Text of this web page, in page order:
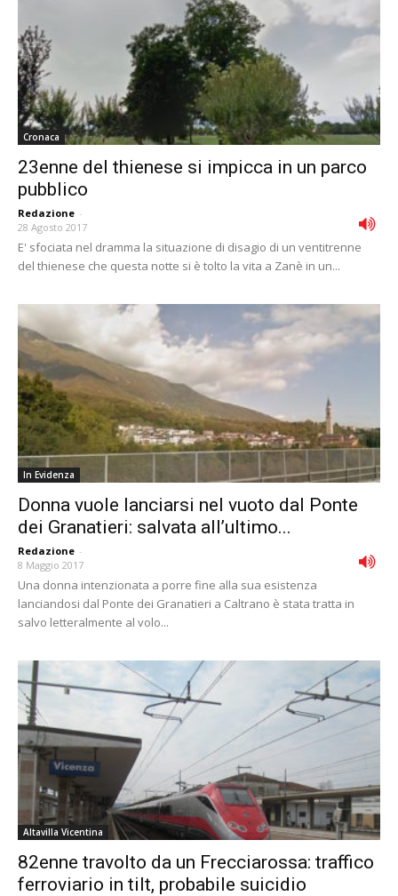
Cronaca
23enne del thienese si impicca in un parco
pubblico
Redazione -
28 Agosto 2017
E' sfociata nel dramma la situazione di disagio di un ventitrenne
del thienese che questa notte si è tolto la vita a Zanè in un...
In Evidenza
Donna vuole lanciarsi nel vuoto dal Ponte
dei Granatieri: salvata all’ultimo...
Redazione -
8 Maggio 2017
Una donna intenzionata a porre fine alla sua esistenza
lanciandosi dal Ponte dei Granatieri a Caltrano è stata tratta in
salvo letteralmente al volo...
Altavilla Vicentina
82enne travolto da un Frecciarossa: traffico
ferroviario in tilt, probabile suicidio